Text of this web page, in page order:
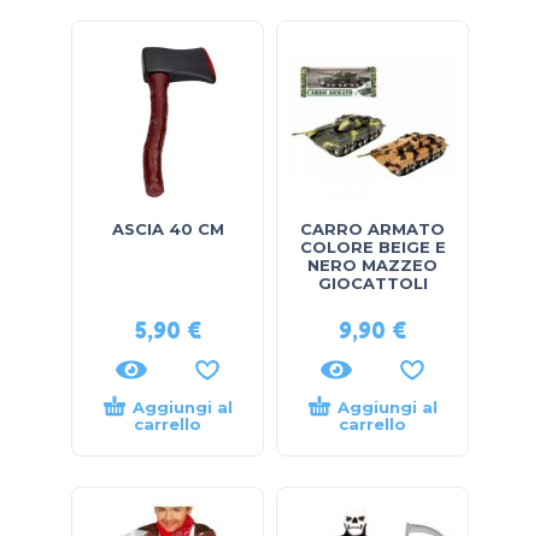
ASCIA 40 CM
5,90 €
Aggiungi al
carrello
CARRO ARMATO
COLORE BEIGE E
NERO MAZZEO
GIOCATTOLI
9,90 €
Aggiungi al
carrello